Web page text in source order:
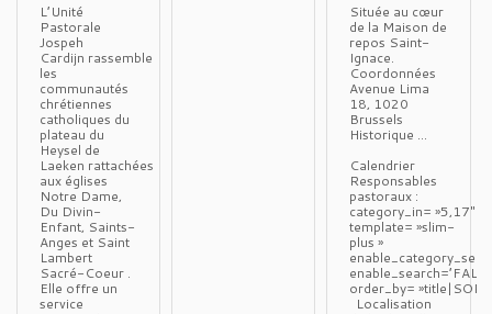
L’Unité
Pastorale
Jospeh
Cardijn rassemble
les
communautés
chrétiennes
catholiques du
plateau du
Heysel de
Laeken rattachées
aux églises
Notre Dame,
Du Divin-
Enfant, Saints-
Anges et Saint
Lambert
Sacré-Coeur .
Elle offre un
service
Située au cœur
de la Maison de
repos Saint-
Ignace.
Coordonnées
Avenue Lima
18, 1020
Brussels
Historique …
Calendrier
Responsables
pastoraux :
category_in= »5,17″
template= »slim-
plus »
order_by=
Localisation